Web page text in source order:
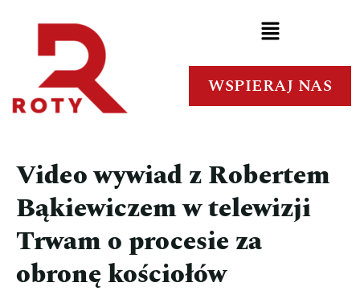
WSPIERAJ NAS
Video wywiad z Robertem
Bąkiewiczem w telewizji
Trwam o procesie za
obronę kościołów